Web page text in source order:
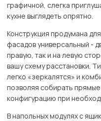
графичной, слегка
кухне выглядеть опрятно.
Конструкция продумана
фасадов универсальный -
правую, так и на левую
вашу схему расстановки.
легко «зеркалятся» и
позволяя собирать
конфигурацию при
В напольных модулях с